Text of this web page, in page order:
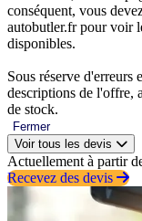
conséquent, vous
autobutler.fr pour voir
disponibles.
Sous réserve d'erreurs
descriptions de l'offre,
de stock.
Fermer
Voir tous les devis
Actuellement à partir
Recevez des devis